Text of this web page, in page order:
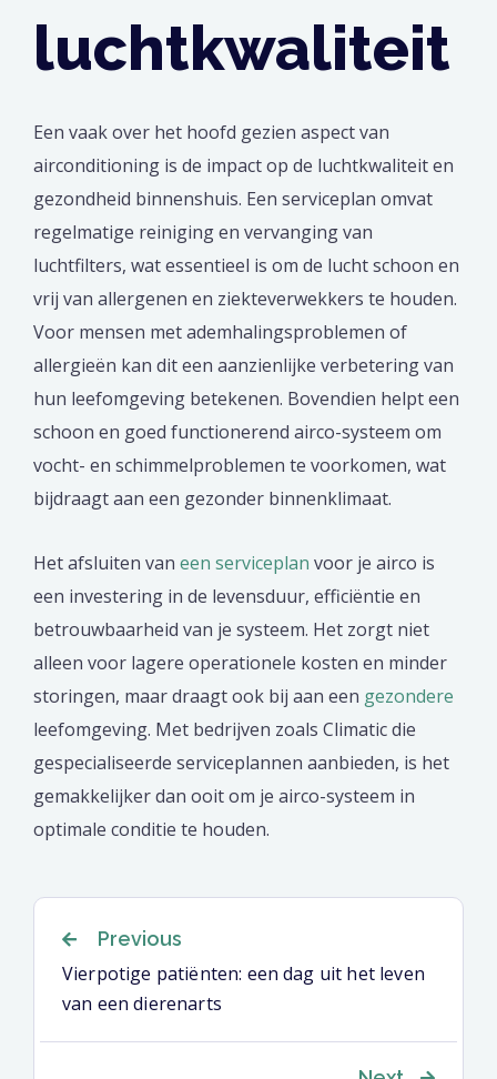
luchtkwaliteit
Een vaak over het hoofd gezien aspect van
airconditioning is de impact op de luchtkwaliteit en
gezondheid binnenshuis. Een serviceplan omvat
regelmatige reiniging en vervanging van
luchtfilters, wat essentieel is om de lucht schoon en
vrij van allergenen en ziekteverwekkers te houden.
Voor mensen met ademhalingsproblemen of
allergieën kan dit een aanzienlijke verbetering van
hun leefomgeving betekenen. Bovendien helpt een
schoon en goed functionerend airco-systeem om
vocht- en schimmelproblemen te voorkomen, wat
bijdraagt aan een gezonder binnenklimaat.
Het afsluiten van een serviceplan voor je airco is
een investering in de levensduur, efficiëntie en
betrouwbaarheid van je systeem. Het zorgt niet
alleen voor lagere operationele kosten en minder
storingen, maar draagt ook bij aan een gezondere
leefomgeving. Met bedrijven zoals Climatic die
gespecialiseerde serviceplannen aanbieden, is het
gemakkelijker dan ooit om je airco-systeem in
optimale conditie te houden.
Bericht
navigatie
Previous
Vierpotige patiënten: een dag uit het leven
van een dierenarts